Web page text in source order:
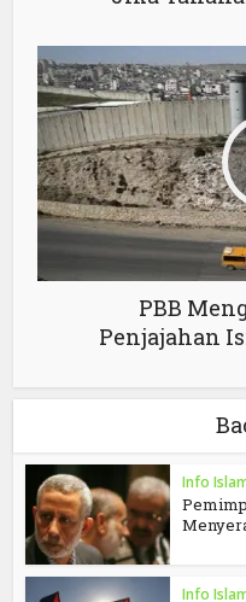
PBB
Penjajahan
Info
Info